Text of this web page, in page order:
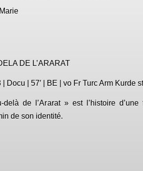
DE L’ARARAT
| Docu | 57′ | BE | vo Fr Turc Arm Kurde
delà de l’Ararat » est l’histoire
de son identité.